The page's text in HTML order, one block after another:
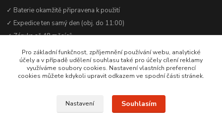
✓ Baterie okamžitě připravena k použití
✓ Expedice ten samý den (obj. do 11:00)
✓ Záruka až 48 měsíců
✓ Odborné poradenství zdarma
✓ Česká rodinná firma od 2012
✓ YouTube kanál s návody a testy baterií
Pro základní funkčnost, zpříjemnění používání webu, analytické
účely a v případě udělení souhlasu také pro účely cílení reklamy
využíváme soubory cookies. Nastavení vlastních preferencí
cookies můžete kdykoli upravit odkazem ve spodní části stránek.
Nastavení Souhlasím